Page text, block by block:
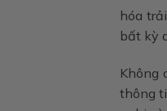
hóa
bất kỳ
Không
thông